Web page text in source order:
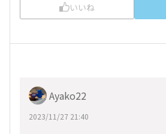
いいね
Ayako22
2023/11/27 21:40